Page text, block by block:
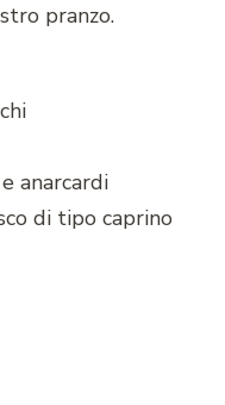
pranzo.
anarcardi
di tipo caprino